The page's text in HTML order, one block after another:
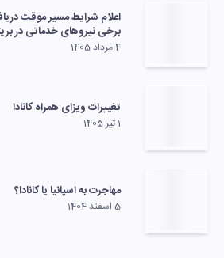
اعلام شرایط مسیر موقت
برخی نیروهای خدماتی در
4 مرداد 1405
تغییرات ویزای همراه کانادا
1 تیر 1405
مهاجرت به اسپانیا یا کانادا؟
5 اسفند 1404